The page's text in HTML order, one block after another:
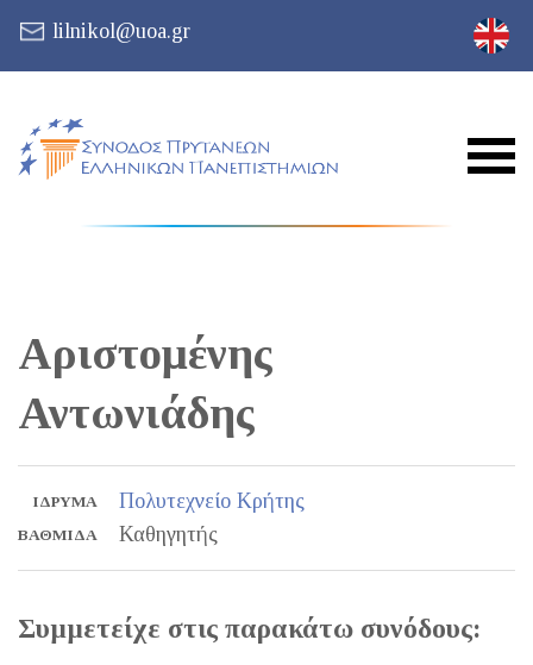
lilnikol@uoa.gr
Αριστομένης
Αντωνιάδης
ΊΔΡΥΜΑ Πολυτεχνείο Κρήτης
ΒΑΘΜΊΔΑ Καθηγητής
Συμμετείχε στις παρακάτω συνόδους: